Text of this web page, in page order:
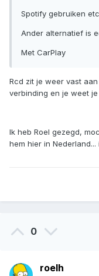
Spotify gebruiken etc
Ander alternatief is
Met CarPlay
Rcd zit je weer vast
verbinding en je weet
Ik heb Roel gezegd,
hem hier in Nederland...
0
roelh